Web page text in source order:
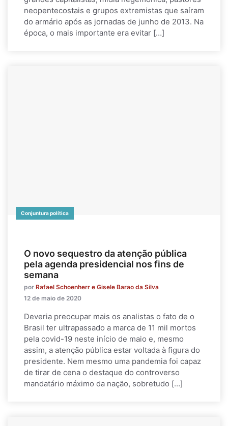
neopentecostais e grupos extremistas que saíram
do armário após as jornadas de junho de 2013. Na
época, o mais importante era evitar […]
Conjuntura política
O novo sequestro da atenção pública
pela agenda presidencial nos fins de
semana
por Rafael Schoenherr e Gisele Barao da Silva
12 de maio de 2020
Deveria preocupar mais os analistas o fato de o
Brasil ter ultrapassado a marca de 11 mil mortos
pela covid-19 neste início de maio e, mesmo
assim, a atenção pública estar voltada à figura do
presidente. Nem mesmo uma pandemia foi capaz
de tirar de cena o destaque do controverso
mandatário máximo da nação, sobretudo […]